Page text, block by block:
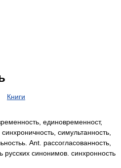
Книги
единовременност,
симультанность,
Ant. рассогласованность,
русских синонимов. синхронность